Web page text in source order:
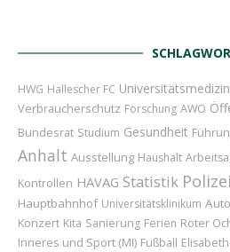
HWG Hallescher FC Universitätsmedizin
Verbraucherschutz Forschung AWO
Bundesrat Studium Gesundheit
Anhalt Ausstellung Haushalt
Kontrollen HAVAG Statistik
Hauptbahnhof Universitätsklinikum
Konzert Kita Sanierung Ferien Roter
Inneres und Sport (MI) Fußball